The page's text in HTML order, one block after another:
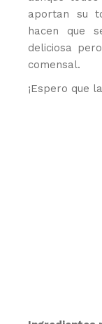
aportan su
hacen que
deliciosa
comensal.
¡Espero que